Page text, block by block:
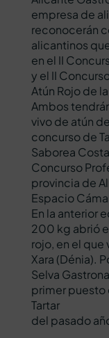
empresa de
reconocerán
alicantinos
en el II
y el II
Atún Rojo de
Ambos
vivo de atún
concurso de
Saborea
Concurso
provincia de
Espacio
En la anterior
200 kg abrió
rojo, en el que
Xara (Dénia).
Selva
primer puesto
Tartar
del pasado